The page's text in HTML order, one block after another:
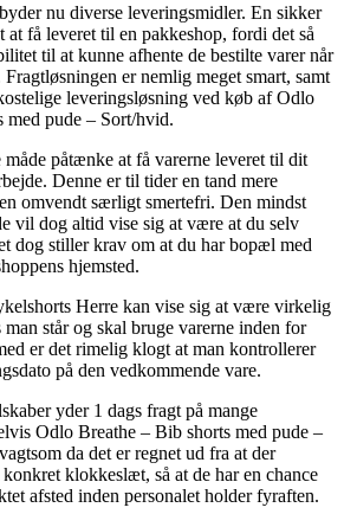
nu diverse leveringsmidler. En sikker
få leveret til en pakkeshop, fordi det så
til at kunne afhente de bestilte varer når
Fragtløsningen er nemlig meget smart, samt
leveringsløsning ved køb af Odlo
med pude – Sort/hvid.
måde påtænke at få varerne leveret til dit
Denne er til tider en tand mere
omvendt særligt smertefri. Den mindst
vil dog altid vise sig at være at du selv
dog stiller krav om at du har bopæl med
hjemsted.
Herre kan vise sig at være virkelig
står og skal bruge varerne inden for
er det rimelig klogt at man kontrollerer
på den vedkommende vare.
yder 1 dags fragt på mange
Odlo Breathe – Bib shorts med pude –
da det er regnet ud fra at der
klokkeslæt, så at de har en chance
afsted inden personalet holder fyraften.